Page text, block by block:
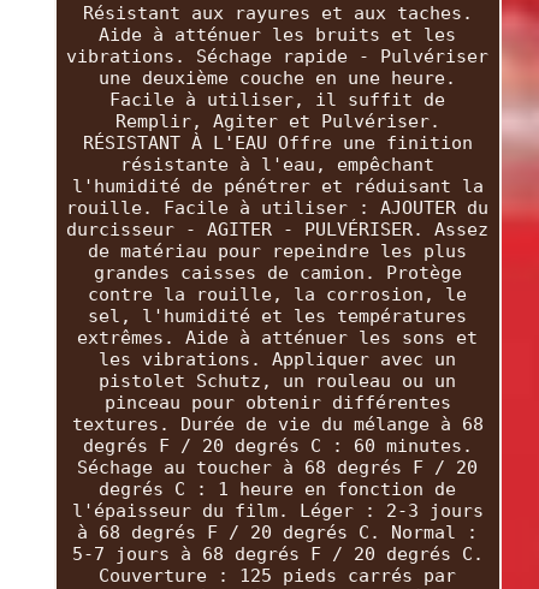
Résistant aux rayures et aux taches.
Aide à atténuer les bruits et les
vibrations. Séchage rapide - Pulvériser
une deuxième couche en une heure.
Facile à utiliser, il suffit de
Remplir, Agiter et Pulvériser.
RÉSISTANT À L'EAU Offre une finition
résistante à l'eau, empêchant
l'humidité de pénétrer et réduisant la
rouille. Facile à utiliser : AJOUTER du
durcisseur - AGITER - PULVÉRISER. Assez
de matériau pour repeindre les plus
grandes caisses de camion. Protège
contre la rouille, la corrosion, le
sel, l'humidité et les températures
extrêmes. Aide à atténuer les sons et
les vibrations. Appliquer avec un
pistolet Schutz, un rouleau ou un
pinceau pour obtenir différentes
textures. Durée de vie du mélange à 68
degrés F / 20 degrés C : 60 minutes.
Séchage au toucher à 68 degrés F / 20
degrés C : 1 heure en fonction de
l'épaisseur du film. Léger : 2-3 jours
à 68 degrés F / 20 degrés C. Normal :
5-7 jours à 68 degrés F / 20 degrés C.
Couverture : 125 pieds carrés par